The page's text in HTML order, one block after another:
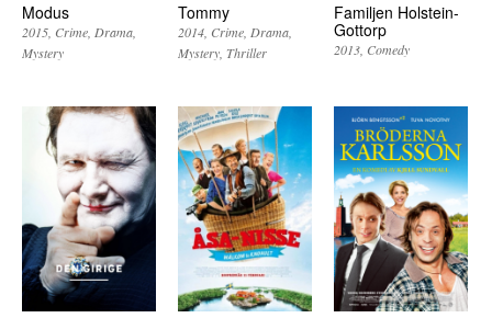
Modus
2015 Crime Drama
Mystery
Tommy
2014 Crime Drama
Mystery Thriller
Familjen Holstein-
Gottorp
2013 Comedy